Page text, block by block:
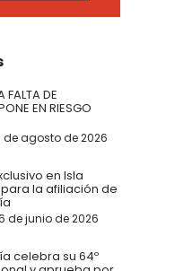
FALTA DE
EN RIESGO
agosto de 2026
en Isla
la afiliación de
de junio de 2026
celebra su 64º